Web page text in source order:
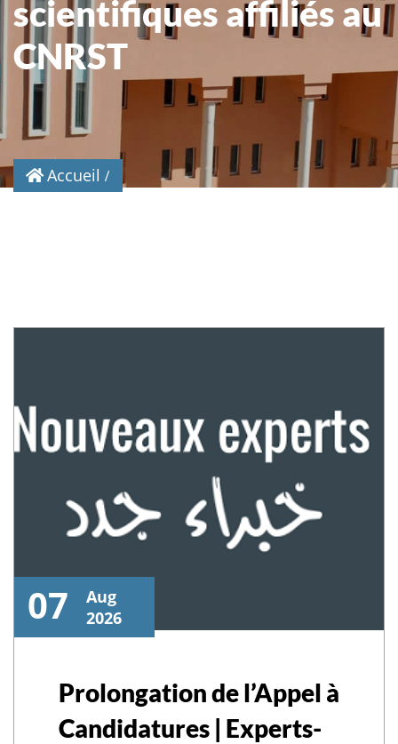
scientifiques affiliés au
CNRST
Accueil
07
Aug
2026
Prolongation de l’Appel à
Candidatures | Experts-